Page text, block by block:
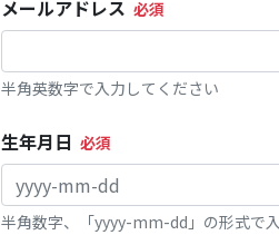
メールアドレス
半角英数字で入力してください
生年月日
半角数字、「yyyy-mm-dd」の形式で